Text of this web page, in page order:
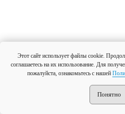
Этот сайт использует файлы cookie.
соглашаетесь на их использование. Для
пожалуйста, ознакомьтесь с нашей
Понятно